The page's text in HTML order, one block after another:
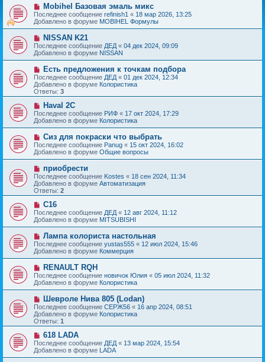
Н
о
в
о
е
с
о
о
б
щ
е
н
и
е
Mobihel Базовая эмаль микс
Последнее сообщение refinish1 « 18 мар 2026, 13:25
Добавлено в форуме MOBIHEL Формулы
Н
о
в
о
е
с
о
о
б
е
н
и
е
NISSAN K21
Последнее сообщение ДЕД « 04 дек 2024, 09:09
Добавлено в форуме NISSAN
Н
о
в
о
е
с
о
о
б
е
н
и
е
Есть предложения к точкам подбора
Последнее сообщение ДЕД « 01 дек 2024, 12:34
Добавлено в форуме Колористика
Ответы: 3
Н
о
в
о
с
о
о
б
щ
е
н
и
е
Haval 2C
Последнее сообщение РИФ « 17 окт 2024, 17:29
Добавлено в форуме Колористика
Н
о
в
о
с
о
о
б
е
н
и
е
Сиз для покраски что выбрать
Последнее сообщение Panug « 15 окт 2024, 16:02
Добавлено в форуме Общие вопросы
Н
о
в
о
е
с
о
б
е
н
и
е
приобрести
Последнее сообщение Kostes « 18 сен 2024, 11:34
Добавлено в форуме Автоматизация
Ответы: 2
Н
о
в
о
с
о
о
б
щ
е
н
и
е
C16
Последнее сообщение ДЕД « 12 авг 2024, 11:12
Добавлено в форуме MITSUBISHI
Н
о
в
о
е
с
о
о
б
е
н
и
е
Лампа колориста настольная
Последнее сообщение yustas555 « 12 июл 2024, 15:46
Добавлено в форуме Коммерция
Н
о
в
о
е
с
о
о
б
е
н
и
е
RENAULT RQH
Последнее сообщение новичок Юлия « 05 июл 2024, 11:32
Добавлено в форуме Колористика
Н
о
в
о
е
с
о
о
б
Шевроле Нива 805 (Lodan)
Последнее сообщение СЕРЖ56 « 16 апр 2024, 08:51
Добавлено в форуме Колористика
Ответы: 1
Н
о
в
о
618 LADA
Последнее сообщение ДЕД « 13 мар 2024, 15:54
Добавлено в форуме LADA